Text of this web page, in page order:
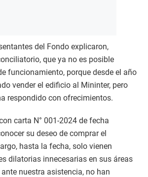
del Fondo explicaron,
que ya no es posible
funcionamiento, porque desde el año
vender el edificio al Mininter, pero
respondido con ofrecimientos.
carta N° 001-2024 de fecha
su deseo de comprar el
hasta la fecha, solo vienen
dilatorias innecesarias en sus áreas
nuestra asistencia, no han